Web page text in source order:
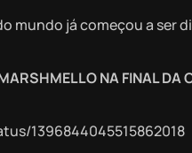
mundo já começou a ser
NA FINAL DA
1396844045515862018